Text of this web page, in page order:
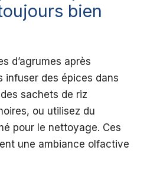
bien
d’agrumes après
infuser des épices dans
sachets de riz
ou utilisez du
pour le nettoyage. Ces
une ambiance olfactive